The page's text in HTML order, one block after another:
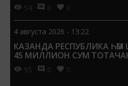
54 0 0
4 августа 2026 - 13:22
КАЗАНДА РЕСПУБЛИКА ҺӘМ
45 МИЛЛИОН СУМ
95 0 0